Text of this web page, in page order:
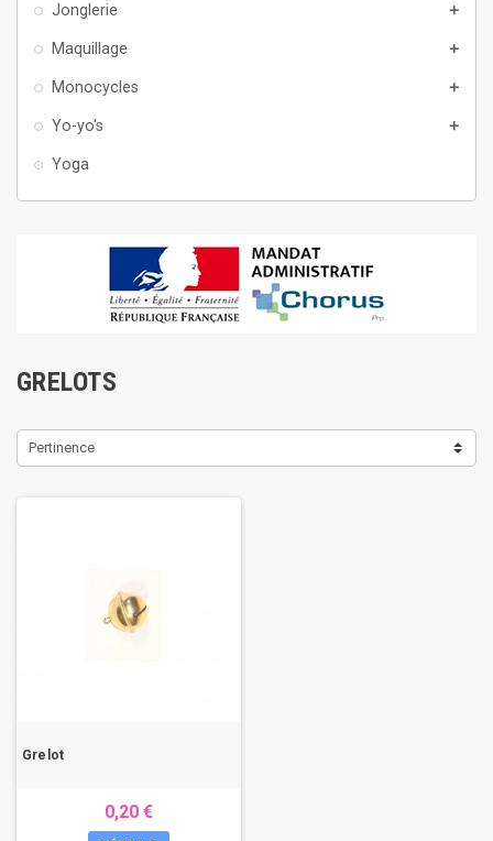
Jonglerie add
Maquillage add
Monocycles add
Yo-yo's add
Yoga
GRELOTS
Pertinence
Grelot
0,20 €